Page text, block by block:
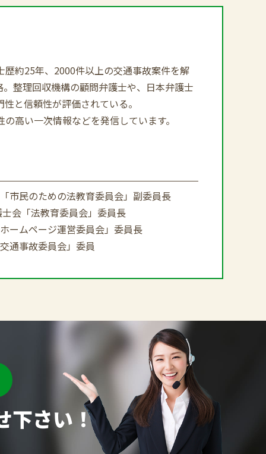
約25年、2000件以上の交通事故案件を解
整理回収機構の顧問弁護士や、日本弁護士
と信頼性が評価されている。
高い一次情報などを発信しています。
市民のための法教育委員会」副委員長
会「法教育委員会」委員長
ームページ運営委員会」委員長
通事故委員会」委員
下さい！